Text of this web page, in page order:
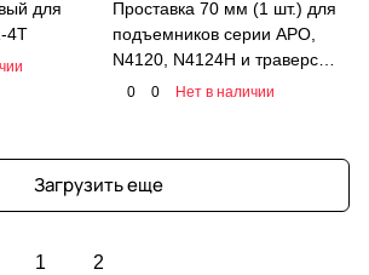
для
4T
Проставка 70 мм (1 шт.) для
подъемников серии APO,
N4120, N4124H и траверс
серии N423, N433
0 0 Нет в наличии
Загрузить еще
1 2